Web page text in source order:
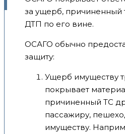
за ущерб, причиненный
ДТП по его вине.
ОСАГО обычно
защиту:
Ущерб имуществу
покрывает
причиненный ТС
пассажиру,
имуществу.